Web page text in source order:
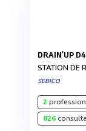
DRAIN'UP
STATION DE
SEBICO
2
826